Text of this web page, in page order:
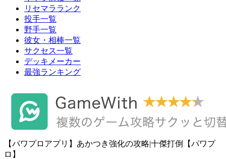
リセマラランク
投手一覧
野手一覧
彼女・相棒一覧
サクセス一覧
デッキメーカー
最強ランキング
【パワプロアプリ】あかつき強化の攻略|十傑打倒【パワプ
ロ】